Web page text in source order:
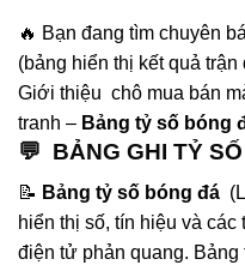
🔥 Bạn đang tìm chuyên
(bảng hiển thị kết quả
Giới thiệu chô mua bán
tranh – Bảng tỷ số bóng
💬 BẢNG GHI TỶ
📝 Bảng tỷ số bóng đá
hiển thị số, tín hiệu và
điện tử phản quang.